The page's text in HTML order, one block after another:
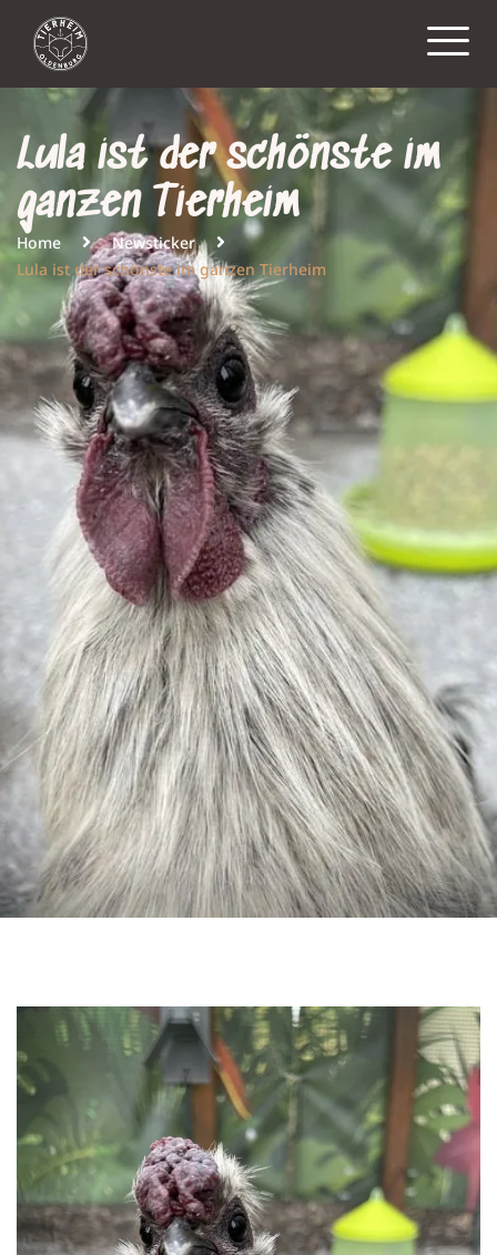
Lula ist der schönste im
ganzen Tierheim
Home
Newsticker
Lula ist der schönste im ganzen Tierheim